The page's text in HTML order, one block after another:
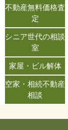
不動産無料価格査
定
シニア世代の相談
室
家屋・ビル解体
空家・相続不動産
相談